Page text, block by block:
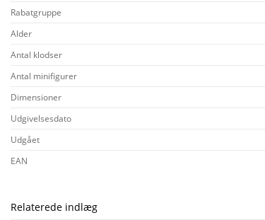
Rabatgruppe
Alder
Antal klodser
Antal minifigurer
Dimensioner
Udgivelsesdato
Udgået
EAN
Relaterede indlæg